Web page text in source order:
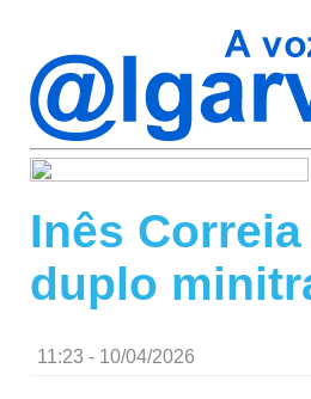
Inês
duplo
11:23 - 10/04/2026